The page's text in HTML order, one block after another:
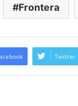
Frontera
Twitter